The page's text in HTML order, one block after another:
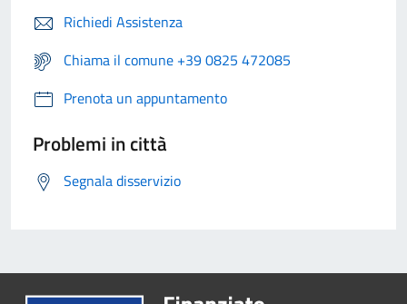
Richiedi Assistenza
Chiama il comune +39 0825 472085
Prenota un appuntamento
Problemi in città
Segnala disservizio